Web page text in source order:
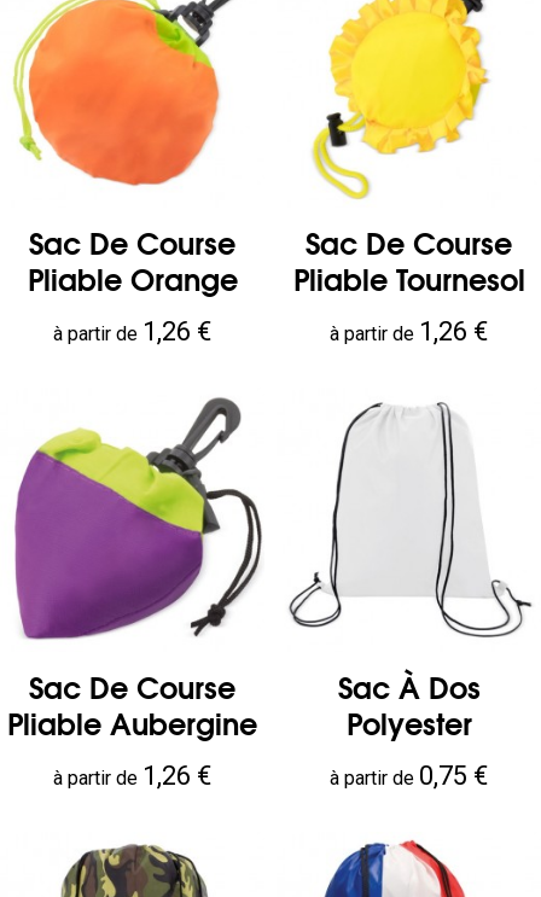
Sac De Course
Pliable Orange
Prix
à partir de 1,26 €
Sac De Course
Pliable Tournesol
Prix
à partir de 1,26 €
Sac De Course
Pliable Aubergine
Prix
à partir de 1,26 €
Sac À Dos
Polyester
Prix
à partir de 0,75 €